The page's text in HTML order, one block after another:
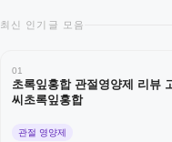
최신 인기글 모음
01
초록잎홍합 관절영양제 리뷰
씨초록잎홍합
관절 영양제